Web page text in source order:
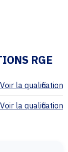
RGE
Voir la qualification
Voir la qualification